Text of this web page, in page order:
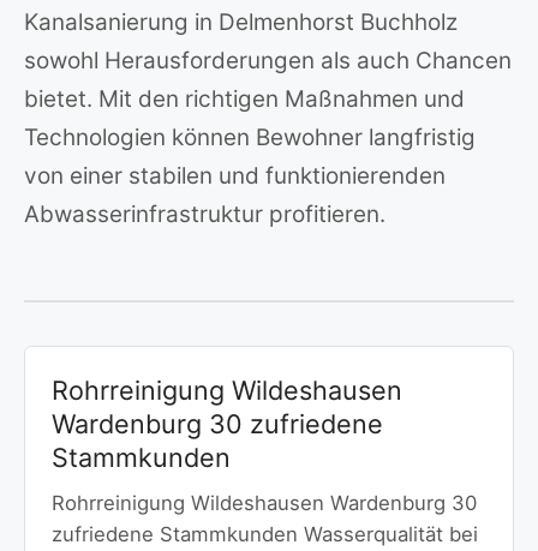
Kanalsanierung in Delmenhorst Buchholz
sowohl Herausforderungen als auch Chancen
bietet. Mit den richtigen Maßnahmen und
Technologien können Bewohner langfristig
von einer stabilen und funktionierenden
Abwasserinfrastruktur profitieren.
Rohrreinigung Wildeshausen
Wardenburg 30 zufriedene
Stammkunden
Rohrreinigung Wildeshausen Wardenburg 30
zufriedene Stammkunden Wasserqualität bei